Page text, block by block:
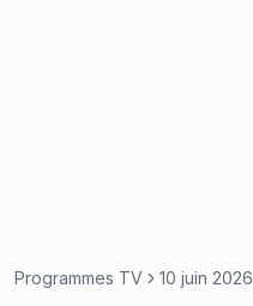
Programmes TV 10 juin 2026